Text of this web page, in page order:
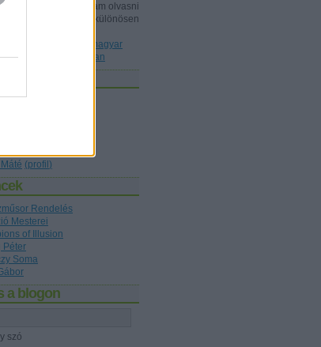
Érdeklődéssel szoktam olvasni
ez mint könyvtárost különösen
Az első magyar
nyomában
(profil )
Rendelés
Mesterei
of Illusion
Péter
Soma
a blogon
szó